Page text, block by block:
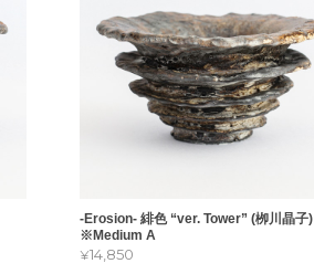
-Erosion- 緋色 “ver. Tower” (栁川晶子)
※Medium A
¥14,850